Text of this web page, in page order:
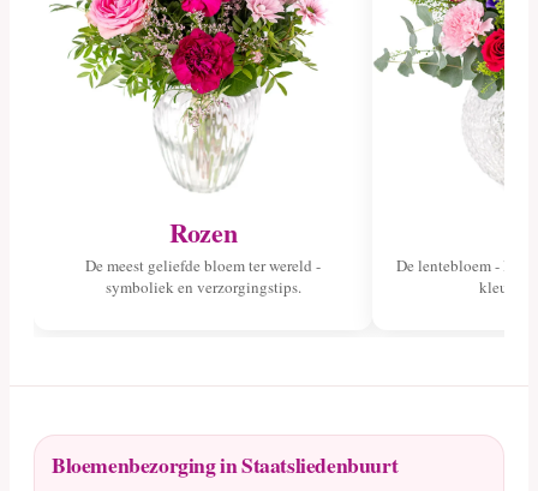
Rozen
De meest geliefde bloem ter wereld -
symboliek en verzorgingstips.
De lentebloem - lees
kleuren
Bloemenbezorging in Staatsliedenbuurt